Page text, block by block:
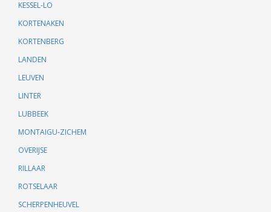
KESSEL-LO
KORTENAKEN
KORTENBERG
LANDEN
LEUVEN
LINTER
LUBBEEK
MONTAIGU-ZICHEM
OVERIJSE
RILLAAR
ROTSELAAR
SCHERPENHEUVEL